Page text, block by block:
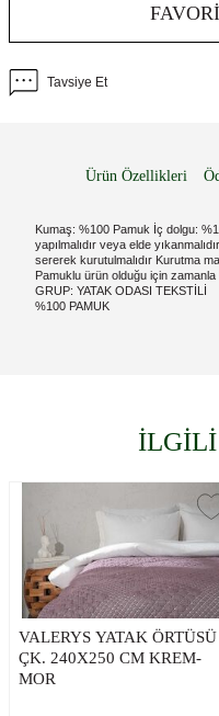
Tavsiye Et
Ürün Özellikleri
Kumaş: %100 Pamuk İç dolgu:
yapılmalıdır veya elde
sererek kurutulmalıdır Kurutma
Pamuklu ürün olduğu için
GRUP: YATAK ODASI TEKSTİLİ
%100 PAMUK
VALERYS YATAK ÖRTÜSÜ
ÇK. 240X250 CM KREM-
MOR